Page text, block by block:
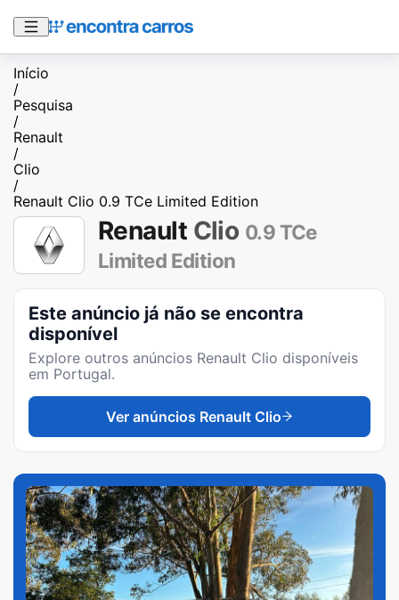
Início
/
Pesquisa
/
Renault
/
Clio
/
Renault Clio 0.9 TCe Limited Edition
Renault Clio 0.9 TCe
Limited Edition
Este anúncio já não se encontra
disponível
Explore outros anúncios Renault Clio disponíveis
em Portugal.
Ver anúncios Renault Clio